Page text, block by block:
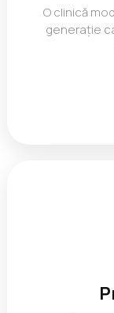
O clinică
generație